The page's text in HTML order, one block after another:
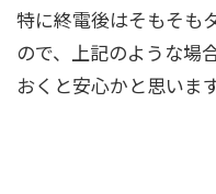
特に終電後はそもそも
ので、上記のような場
おくと安心かと思います